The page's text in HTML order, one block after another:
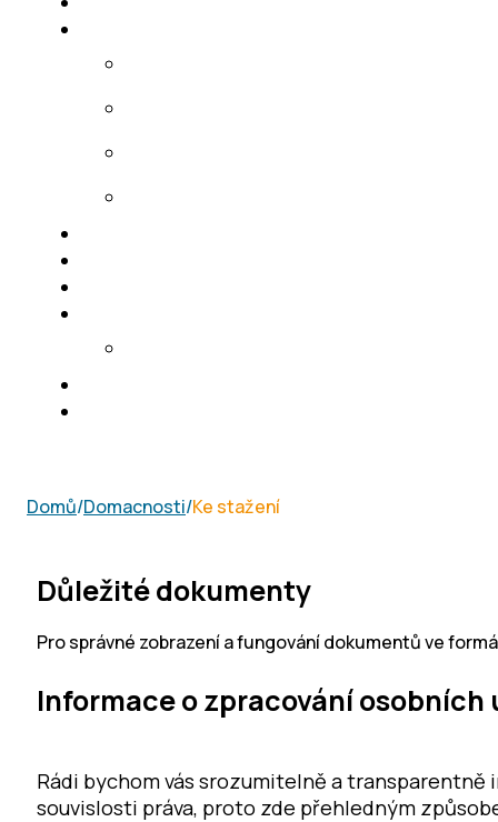
Domů/Domacnosti/Ke stažení
Důležité dokumenty
Pro správné zobrazení a fungování dokumentů ve
Informace o zpracování osobních
Rádi bychom vás srozumitelně a
souvislosti práva, proto zde přehledným